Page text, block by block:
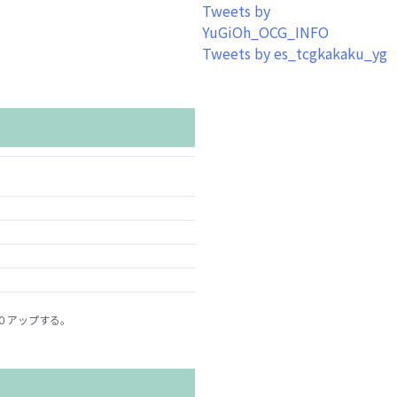
ップする。
Tweets by
YuGiOh_OCG_INFO
Tweets by es_tcgkakaku_yg